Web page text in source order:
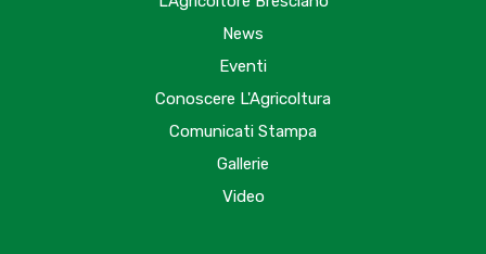
News
Eventi
Conoscere L'Agricoltura
Comunicati Stampa
Gallerie
Video